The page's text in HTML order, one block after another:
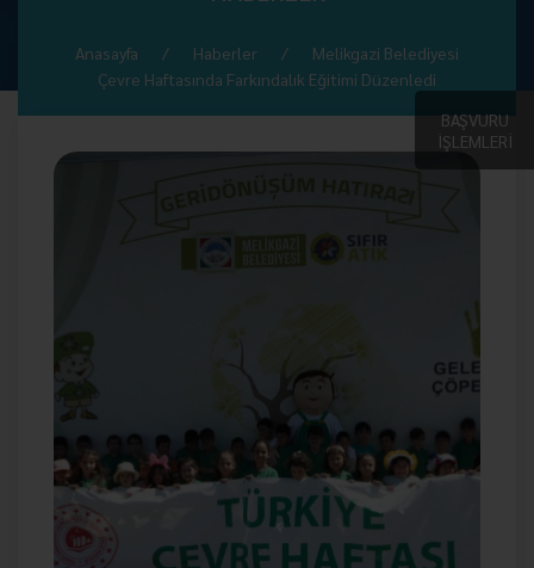
BAŞVURU
İŞLEMLERİ
Anasayfa Haberler
Melikgazi Belediyesi
Çevre Haftasında Farkındalık Eğitimi Düzenledi